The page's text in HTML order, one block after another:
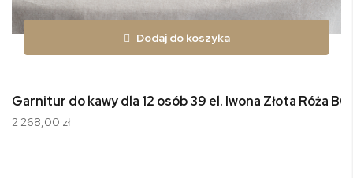
Dodaj do koszyka
Garnitur do kawy dla 12 osób 39 el. Iwona Złota Róża
2 268,00 zł